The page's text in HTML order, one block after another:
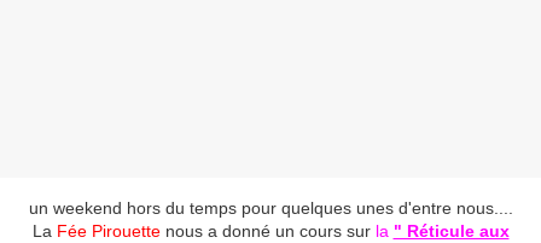
un weekend hors du temps pour quelques unes d'entre nous....
La Fée Pirouette nous a donné un cours sur la " Réticule aux